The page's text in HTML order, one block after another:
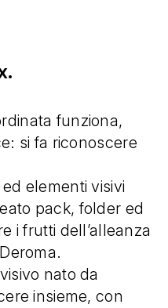
funziona,
si fa riconoscere
elementi visivi
pack, folder ed
i frutti dell’alleanza
nato da
insieme, con